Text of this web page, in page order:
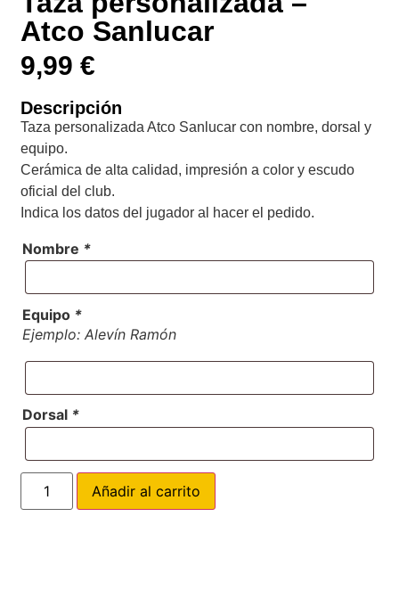
Atco Sanlucar
9,99€
Descripción
Taza personalizada Atco Sanlucar con nombre, dorsal y
equipo.
Cerámica de alta calidad, impresión a color y escudo
oficial del club.
Indica los datos del jugador al hacer el pedido.
Nombre *
Equipo *
Ejemplo: Alevín Ramón
Dorsal *
Añadir al carrito